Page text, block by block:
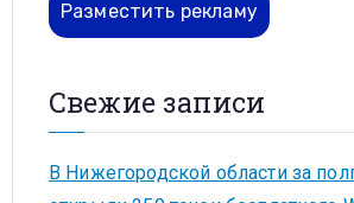
Разместить рекламу
Свежие записи
В Нижегородской области за